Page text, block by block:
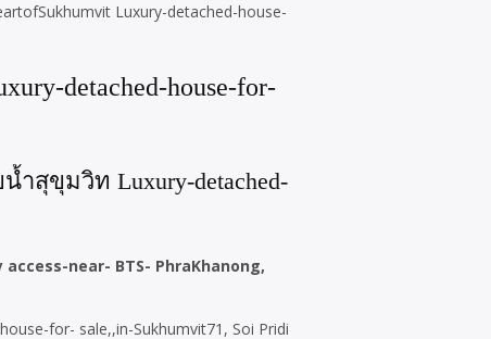
Luxury-detached-house-
detached-house-for-
ำสุขุมวิท Luxury-detached-
near- BTS- PhraKhanong,